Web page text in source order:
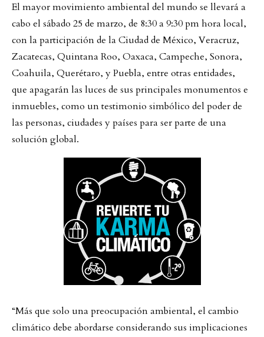
El mayor movimiento ambiental del mundo se llevará a
cabo el sábado 25 de marzo, de 8:30 a 9:30 pm hora local,
con la participación de la Ciudad de México, Veracruz,
Zacatecas, Quintana Roo, Oaxaca, Campeche, Sonora,
Coahuila, Querétaro, y Puebla, entre otras entidades,
que apagarán las luces de sus principales monumentos e
inmuebles, como un testimonio simbólico del poder de
las personas, ciudades y países para ser parte de una
solución global.
“Más que solo una preocupación ambiental, el cambio
climático debe abordarse considerando sus implicaciones